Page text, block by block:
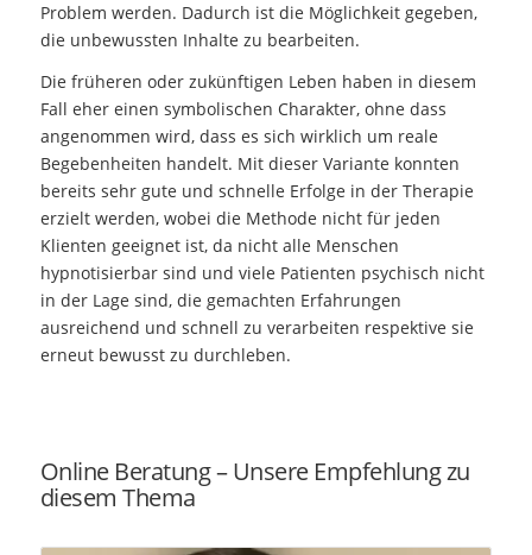
Problem werden. Dadurch ist die Möglichkeit gegeben,
die unbewussten Inhalte zu bearbeiten.
Die früheren oder zukünftigen Leben haben in diesem
Fall eher einen symbolischen Charakter, ohne dass
angenommen wird, dass es sich wirklich um reale
Begebenheiten handelt. Mit dieser Variante konnten
bereits sehr gute und schnelle Erfolge in der Therapie
erzielt werden, wobei die Methode nicht für jeden
Klienten geeignet ist, da nicht alle Menschen
hypnotisierbar sind und viele Patienten psychisch nicht
in der Lage sind, die gemachten Erfahrungen
ausreichend und schnell zu verarbeiten respektive sie
erneut bewusst zu durchleben.
Online Beratung – Unsere Empfehlung zu
diesem Thema